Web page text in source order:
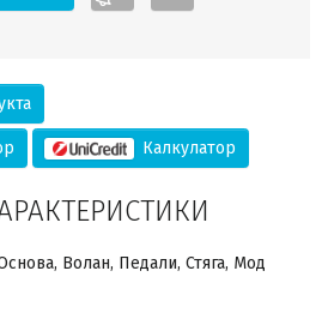
Калкулатор
Волан, Педали, Стяга, Мод